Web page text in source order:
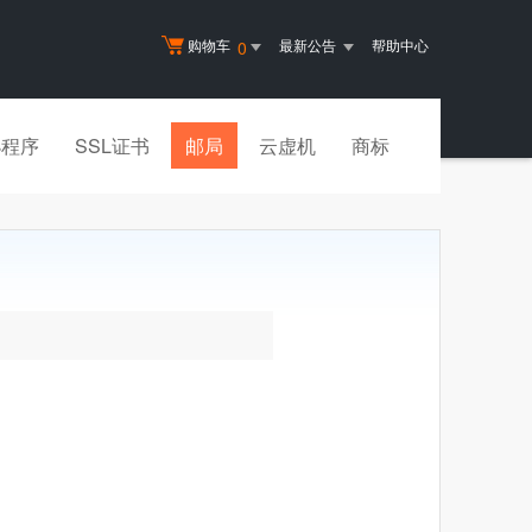
购物车 0 最新公告 帮助中心
序 SSL证书 邮局 云虚机 商标